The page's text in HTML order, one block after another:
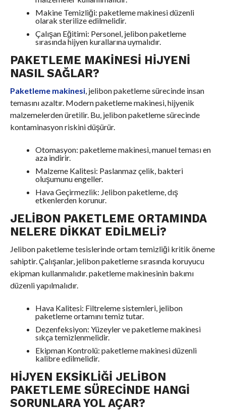
Makine Temizliği: paketleme makinesi düzenli
olarak sterilize edilmelidir.
Çalışan Eğitimi: Personel, jelibon paketleme
sırasında hijyen kurallarına uymalıdır.
PAKETLEME MAKINESI HIJYENI
NASIL SAĞLAR?
Paketleme makinesi, jelibon paketleme sürecinde insan
temasını azaltır. Modern paketleme makinesi, hijyenik
malzemelerden üretilir. Bu, jelibon paketleme sürecinde
kontaminasyon riskini düşürür.
Otomasyon: paketleme makinesi, manuel teması en
aza indirir.
Malzeme Kalitesi: Paslanmaz çelik, bakteri
oluşumunu engeller.
Hava Geçirmezlik: Jelibon paketleme, dış
etkenlerden korunur.
JELIBON PAKETLEME ORTAMINDA
NELERE DIKKAT EDILMELI?
Jelibon paketleme tesislerinde ortam temizliği kritik öneme
sahiptir. Çalışanlar, jelibon paketleme sırasında koruyucu
ekipman kullanmalıdır. paketleme makinesinin bakımı
düzenli yapılmalıdır.
Hava Kalitesi: Filtreleme sistemleri, jelibon
paketleme ortamını temiz tutar.
Dezenfeksiyon: Yüzeyler ve paketleme makinesi
sıkça temizlenmelidir.
Ekipman Kontrolü: paketleme makinesi düzenli
kalibre edilmelidir.
HIJYEN EKSIKLIĞI JELIBON
PAKETLEME SÜRECINDE HANGI
SORUNLARA YOL AÇAR?